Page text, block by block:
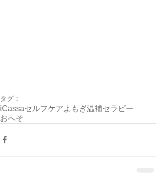
タグ：
iCassaセルフケアよもぎ温補セラピー
おへそ